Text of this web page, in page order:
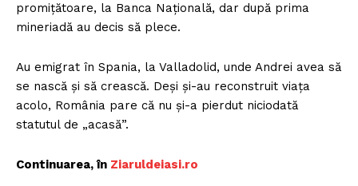
promițătoare, la Banca Națională, dar după prima
mineriadă au decis să plece.
Au emigrat în Spania, la Valladolid, unde Andrei avea să
se nască și să crească. Deși și-au reconstruit viața
acolo, România pare că nu și-a pierdut niciodată
statutul de „acasă”.
Continuarea, în Ziaruldeiasi.ro